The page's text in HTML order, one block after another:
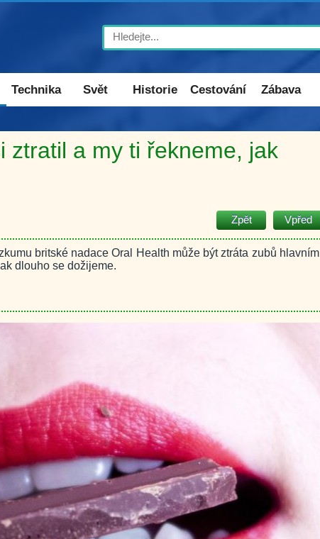
Search
Technika Svět Historie Cestování Zábava
ztratil a my ti řekneme, jak
Zpět Vpřed
britské nadace Oral Health může být ztráta zubů hlavním
dlouho se dožijeme.